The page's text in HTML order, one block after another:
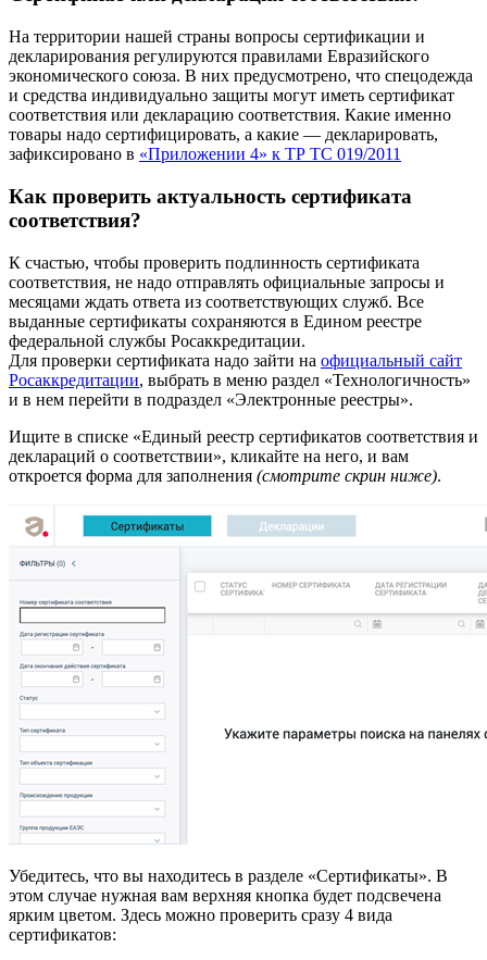
На территории нашей страны вопросы сертификации и
декларирования регулируются правилами Евразийского
экономического союза. В них предусмотрено, что спецодежда
и средства индивидуально защиты могут иметь сертификат
соответствия или декларацию соответствия. Какие именно
товары надо сертифицировать, а какие — декларировать,
зафиксировано в «Приложении 4» к ТР ТС 019/2011
Как проверить актуальность сертификата
соответствия?
К счастью, чтобы проверить подлинность сертификата
соответствия, не надо отправлять официальные запросы и
месяцами ждать ответа из соответствующих служб. Все
выданные сертификаты сохраняются в Едином реестре
федеральной службы Росаккредитации.
Для проверки сертификата надо зайти на официальный сайт
Росаккредитации, выбрать в меню раздел «Технологичность»
и в нем перейти в подраздел «Электронные реестры».
Ищите в списке «Единый реестр сертификатов соответствия и
деклараций о соответствии», кликайте на него, и вам
откроется форма для заполнения (смотрите скрин ниже).
Убедитесь, что вы находитесь в разделе «Сертификаты». В
этом случае нужная вам верхняя кнопка будет подсвечена
ярким цветом. Здесь можно проверить сразу 4 вида
сертификатов: